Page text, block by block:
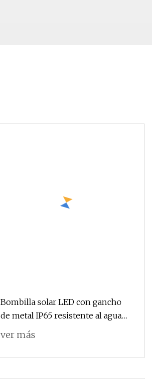
Bombilla solar LED con gancho
de metal IP65 resistente al agua
de alto brillo al por mayor
ver más